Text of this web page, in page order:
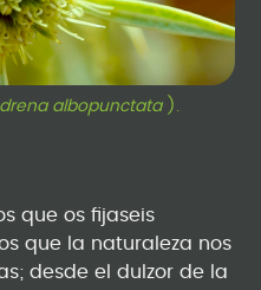
albopunctata ).
que os fijaseis
que la naturaleza nos
desde el dulzor de la